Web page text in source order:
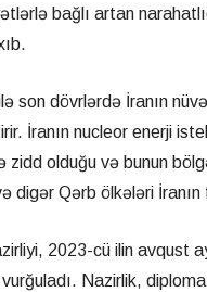
bağlı artan
son dövrlərdə İranın
İranın nucleor enerji
zidd olduğu və bunun
digər Qərb ölkələri İranın
2023-cü ilin avqust
Nazirlik,